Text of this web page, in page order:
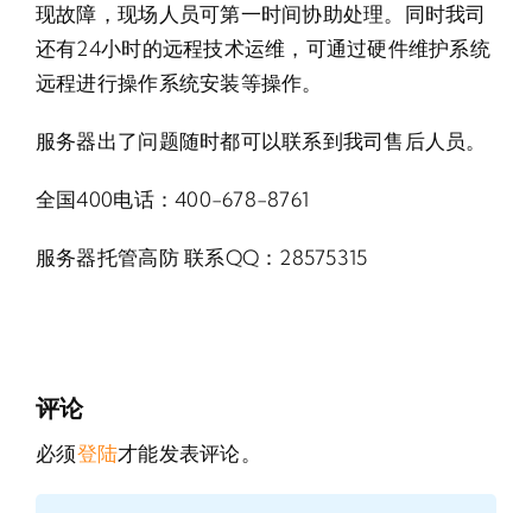
现故障，现场人员可第一时间协助处理。同时我司
还有24小时的远程技术运维，可通过硬件维护系统
远程进行操作系统安装等操作。
服务器出了问题随时都可以联系到我司售后人员。
全国400电话：400-678-8761
服务器托管高防 联系QQ：28575315
评论
必须登陆才能发表评论。